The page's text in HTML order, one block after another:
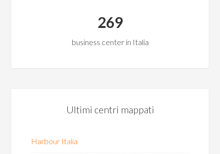
269
business center in Italia
Ultimi centri mappati
Harbour Italia